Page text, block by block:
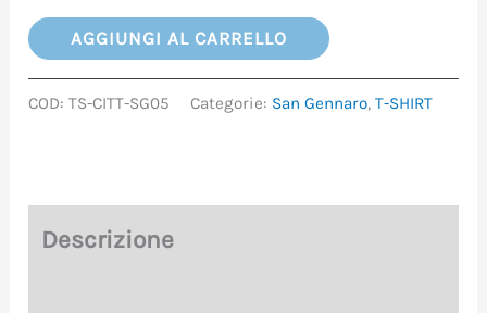
AGGIUNGI AL CARRELLO
COD:TS-CITT-SG05 Categorie: San Gennaro,T-SHIRT
Descrizione